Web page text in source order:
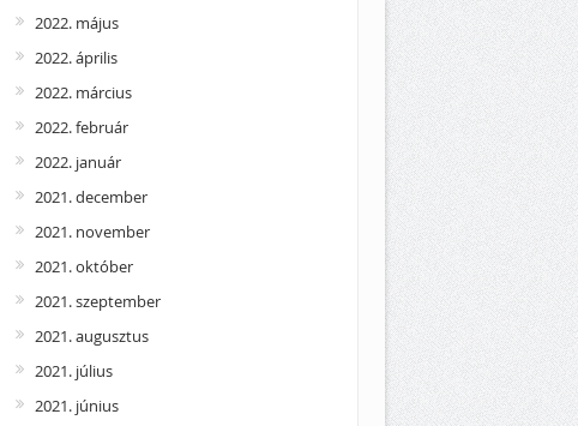
2022. május
2022. április
2022. március
2022. február
2022. január
2021. december
2021. november
2021. október
2021. szeptember
2021. augusztus
2021. július
2021. június